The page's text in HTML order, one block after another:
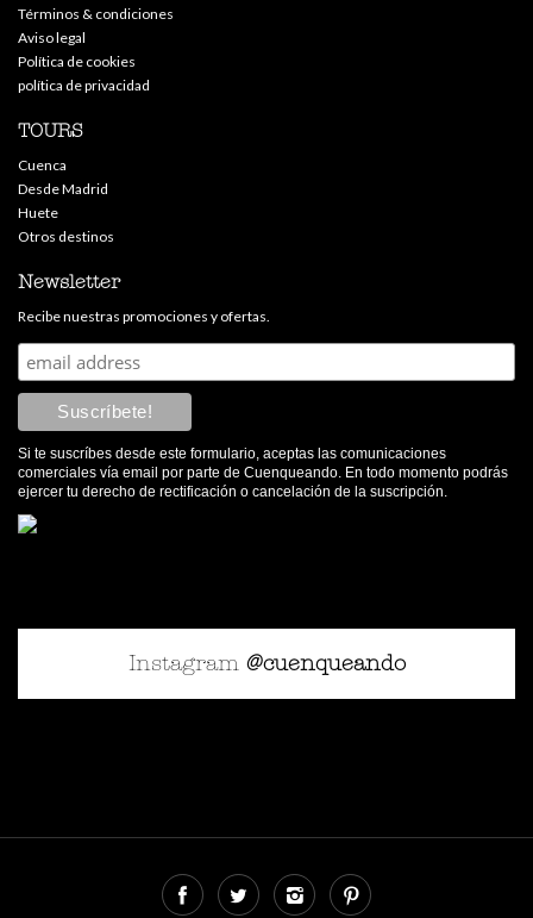
Términos & condiciones
Aviso legal
Política de cookies
política de privacidad
TOURS
Cuenca
Desde Madrid
Huete
Otros destinos
Newsletter
Recibe nuestras promociones y ofertas.
Si te suscríbes desde este formulario, aceptas las comunicaciones
comerciales vía email por parte de Cuenqueando. En todo momento podrás
ejercer tu derecho de rectificación o cancelación de la suscripción.
Instagram @cuenqueando